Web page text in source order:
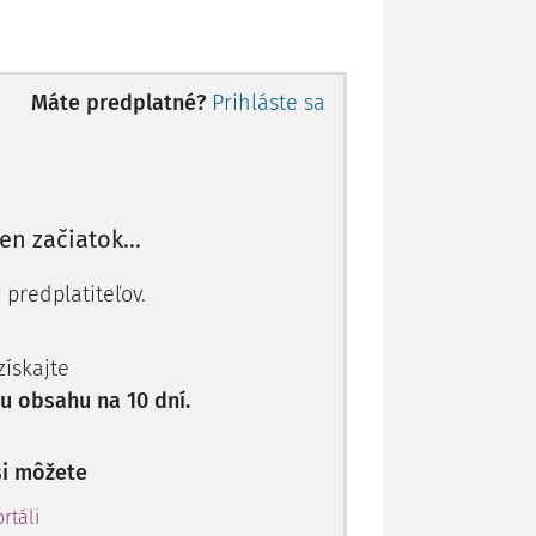
orgánu.
na neurčitú dobu. Zmluva sa schvaľuje
dome. S prevodom alebo prechodom
na nového vlastníka práva
úhrad za tie služby a práce, ktoré
priamo dodávateľovi,
spoločnosti nepatria byty a nebytové
do vlastníctva byty, nebytové priestory
Máte predplatné? Prihláste sa
začiatok...
predplatiteľov.
obsahu na 10 dní.
môžete